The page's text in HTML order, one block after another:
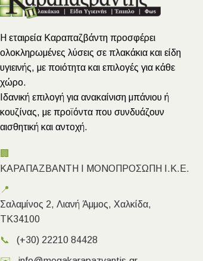
Η εταιρεία Καραπαζβάντη προσφέρει
ολοκληρωμένες λύσεις σε πλακάκια και είδη
υγιεινής, με ποιότητα και επιλογές για κάθε
χώρο.
Ιδανική επιλογή για ανακαίνιση μπάνιου ή
κουζίνας, με προϊόντα που συνδυάζουν
αισθητική και αντοχή.
🏢
ΚΑΡΑΠΑΖΒΑΝΤΗ Ι ΜΟΝΟΠΡΟΣΩΠΗ Ι.Κ.Ε.
📍
Σαλαμίνος 2, Λιανή Άμμος, Χαλκίδα,
ΤΚ34100
📞 (+30) 22210 84428